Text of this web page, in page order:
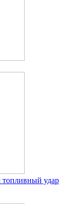
топливный удар